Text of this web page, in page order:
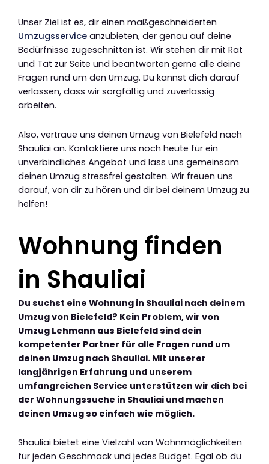
Unser Ziel ist es, dir einen maßgeschneiderten
Umzugsservice anzubieten, der genau auf deine
Bedürfnisse zugeschnitten ist. Wir stehen dir mit Rat
und Tat zur Seite und beantworten gerne alle deine
Fragen rund um den Umzug. Du kannst dich darauf
verlassen, dass wir sorgfältig und zuverlässig
arbeiten.
Also, vertraue uns deinen Umzug von Bielefeld nach
Shauliai an. Kontaktiere uns noch heute für ein
unverbindliches Angebot und lass uns gemeinsam
deinen Umzug stressfrei gestalten. Wir freuen uns
darauf, von dir zu hören und dir bei deinem Umzug zu
helfen!
Wohnung finden
in Shauliai
Du suchst eine Wohnung in Shauliai nach deinem
Umzug von Bielefeld? Kein Problem, wir von
Umzug Lehmann aus Bielefeld sind dein
kompetenter Partner für alle Fragen rund um
deinen Umzug nach Shauliai. Mit unserer
langjährigen Erfahrung und unserem
umfangreichen Service unterstützen wir dich bei
der Wohnungssuche in Shauliai und machen
deinen Umzug so einfach wie möglich.
Shauliai bietet eine Vielzahl von Wohnmöglichkeiten
für jeden Geschmack und jedes Budget. Egal ob du